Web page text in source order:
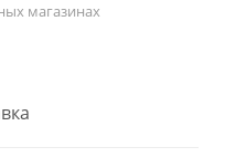
магазинах